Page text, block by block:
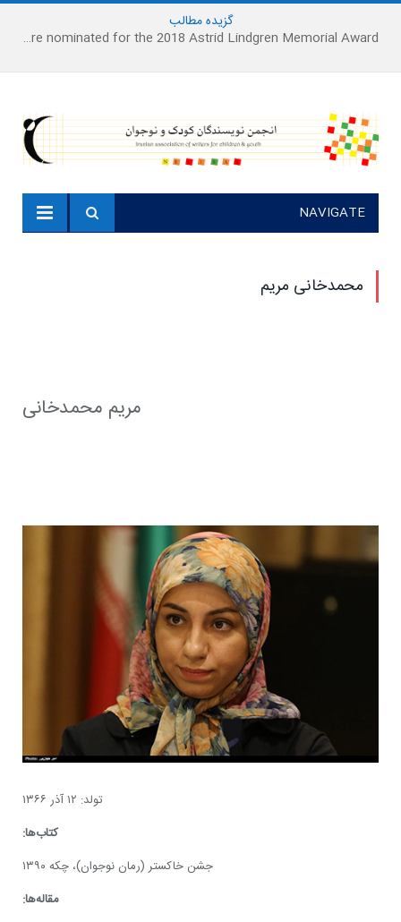
گزیده-مطالب
Houshang Moradi Kermani and Research Institute of Children’s Literature on were nominated for the 2018 Astrid Lindgren Memorial Award
NAVIGATE
محمدخانی مریم
مریم محمدخانی
تولد: ۱۲ آذر ۱۳۶۶
کتاب‌ها:
جشن خاکستر (رمان نوجوان)، چکه ۱۳۹۰
مقاله‌ها: